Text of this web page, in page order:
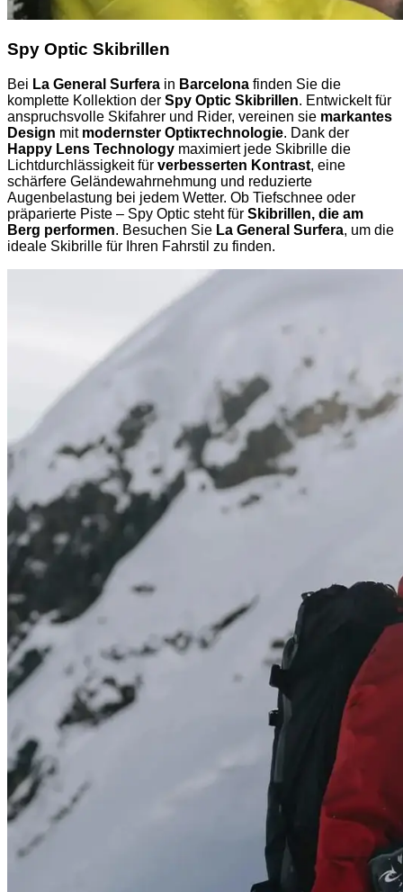
Spy Optic Skibrillen
Bei La General Surfera in Barcelona finden Sie die
komplette Kollektion der Spy Optic Skibrillen. Entwickelt für
anspruchsvolle Skifahrer und Rider, vereinen sie markantes
Design mit modernster Optiктechnologie. Dank der
Happy Lens Technology maximiert jede Skibrille die
Lichtdurchlässigkeit für verbesserten Kontrast, eine
schärfere Geländewahrnehmung und reduzierte
Augenbelastung bei jedem Wetter. Ob Tiefschnee oder
präparierte Piste – Spy Optic steht für Skibrillen, die am
Berg performen. Besuchen Sie La General Surfera, um die
ideale Skibrille für Ihren Fahrstil zu finden.